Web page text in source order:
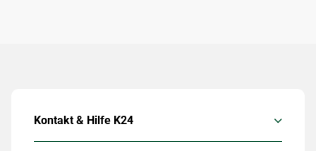
Kontakt & Hilfe K24